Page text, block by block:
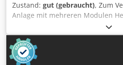
Zustand: gut (gebraucht), Zum
Anlage mit mehreren Modulen
GMBH & CO. KG
Typen 5*Bitensor 910 E / 1*
Spulgeschwindigkeit Max. 350
Max. 300 mm Antrieb